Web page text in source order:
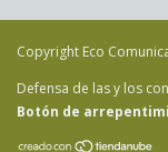
Copyright Eco
Defensa de las y los
Botón de